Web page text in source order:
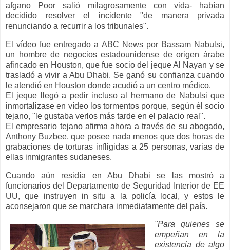
afgano Poor salió milagrosamente con vida- habían
decidido resolver el incidente "de manera privada
renunciando a recurrir a los tribunales".
El vídeo fue entregado a ABC News por Bassam Nabulsi,
un hombre de negocios estadounidense de origen árabe
afincado en Houston, que fue socio del jeque Al Nayan y se
trasladó a vivir a Abu Dhabi. Se ganó su confianza cuando
le atendió en Houston donde acudió a un centro médico.
El jeque llegó a pedir incluso al hermano de Nabulsi que
inmortalizase en vídeo los tormentos porque, según él socio
tejano, "le gustaba verlos más tarde en el palacio real".
El empresario tejano afirma ahora a través de su abogado,
Anthony Buzbee, que posee nada menos que dos horas de
grabaciones de torturas infligidas a 25 personas, varias de
ellas inmigrantes sudaneses.
Cuando aún residía en Abu Dhabi se las mostró a
funcionarios del Departamento de Seguridad Interior de EE
UU, que instruyen in situ a la policía local, y estos le
aconsejaron que se marchara inmediatamente del país.
"Para quienes se
empeñan en la
existencia de algo